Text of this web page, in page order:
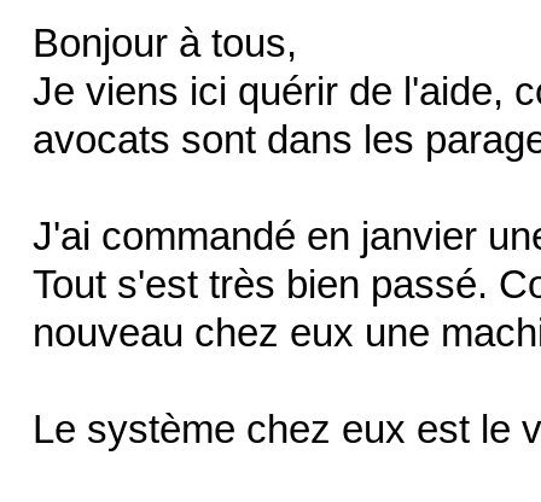
Bonjour à tous,
Je viens ici quérir de l'aide,
avocats sont dans les
J'ai commandé en janvier
Tout s'est très bien passé.
nouveau chez eux une
Le système chez eux est le